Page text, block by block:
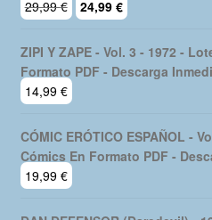
Libros de Dynamite En Formato
29,99€ El
precio
29,99 €.
24,99€ El
precio
24,99 €.
ZIPI Y ZAPE - Vol. 3 - 1972 -
Formato PDF - Descarga
14,99€
CÓMIC ERÓTICO ESPAÑOL -